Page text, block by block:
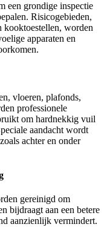
een grondige inspectie
Risicogebieden,
kooktoestellen, worden
apparaten en
vloeren, plafonds,
professionele
om hardnekkig vuil
aandacht wordt
achter en onder
gereinigd om
bijdraagt aan een betere
aanzienlijk vermindert.